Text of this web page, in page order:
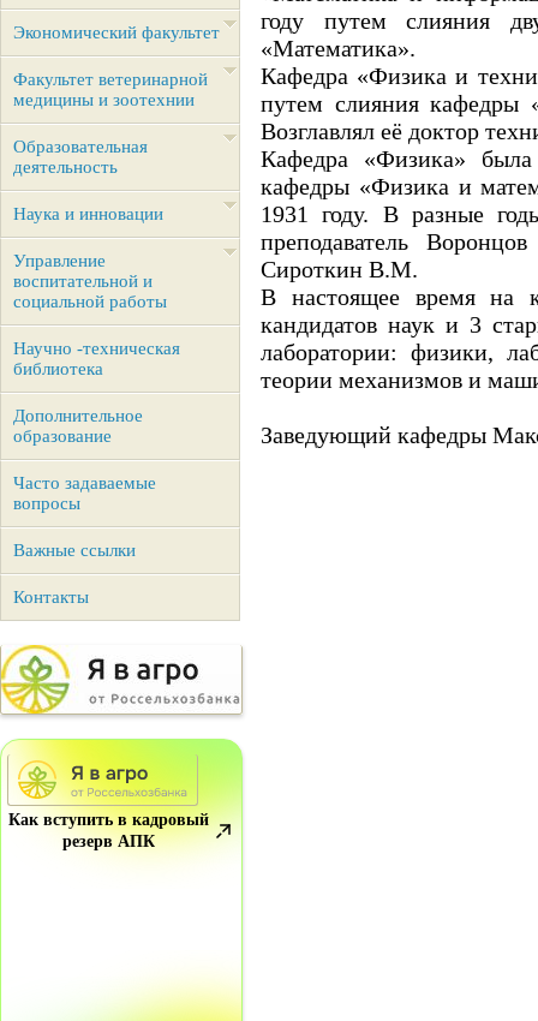
Экономический факультет
Факультет ветеринарной
медицины и зоотехнии
Образовательная
деятельность
Наука и инновации
Управление
воспитательной и
социальной работы
Научно -техническая
библиотека
Дополнительное
образование
Часто задаваемые
вопросы
Важные ссылки
Контакты
Как вступить в кадровый
резерв АПК
году путем слияния
«Математика».
Кафедра «Физика и
путем слияния кафедры
Возглавлял её доктор
Кафедра «Физика» была
кафедры «Физика и
1931 году. В разные
преподаватель
Сироткин В.М.
В настоящее время на
кандидатов наук и 3
лаборатории: физики,
теории механизмов и
Заведующий кафедры